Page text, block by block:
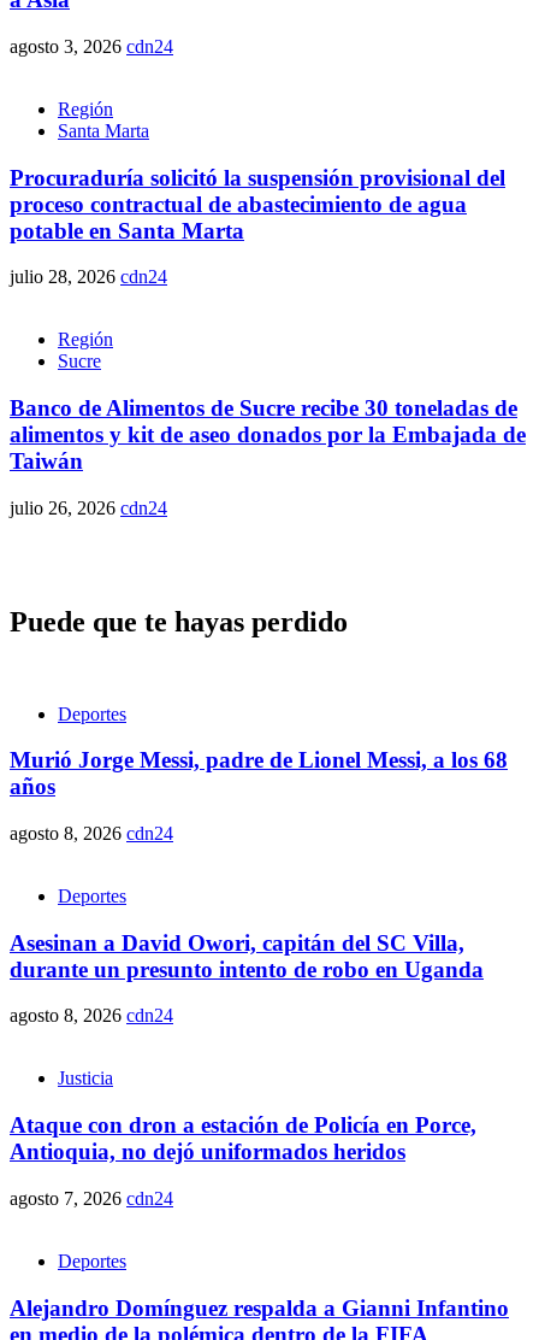
agosto 3, 2026 cdn24
Región
Santa Marta
Procuraduría solicitó la suspensión provisional del
proceso contractual de abastecimiento de agua
potable en Santa Marta
julio 28, 2026 cdn24
Región
Sucre
Banco de Alimentos de Sucre recibe 30 toneladas de
alimentos y kit de aseo donados por la Embajada de
Taiwán
julio 26, 2026 cdn24
Puede que te hayas perdido
Deportes
Murió Jorge Messi, padre de Lionel Messi, a los 68
años
agosto 8, 2026 cdn24
Deportes
Asesinan a David Owori, capitán del SC Villa,
durante un presunto intento de robo en Uganda
agosto 8, 2026 cdn24
Justicia
Ataque con dron a estación de Policía en Porce,
Antioquia, no dejó uniformados heridos
agosto 7, 2026 cdn24
Deportes
Alejandro Domínguez respalda a Gianni Infantino
en medio de la polémica dentro de la FIFA